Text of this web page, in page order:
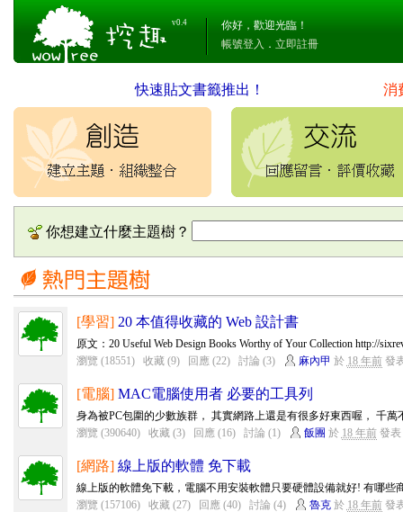
v0.4
你好，歡迎光臨！
帳號登入 ． 立即註冊
快速貼文書籤推出！ 消
你想建立什麼主題樹？
[學習] 20 本值得收藏的 Web 設計書
原文：20 Useful Web Design Books Worthy of Your Collection http://
瀏覽 (18551)
收藏 (9) 回應 (22) 討論 (3) 麻內甲 於 18 年前發
[電腦] MAC電腦使用者 必要的工具列
身為被PC包圍的少數族群， 其實網路上還是有很多好東西喔， 千
瀏覽 (390640)
收藏 (3) 回應 (16) 討論 (1) 飯團 於 18 年前發表
[網路] 線上版的軟體 免下載
線上版的軟體免下載，電腦不用安裝軟體只要硬體設備就好! 有哪些
瀏覽 (157106)
收藏 (27) 回應 (40) 討論 (4) 魯克於 18 年前發